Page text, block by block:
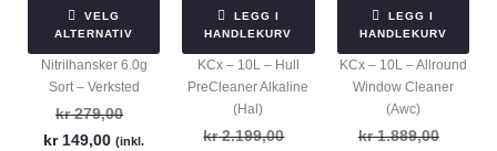
VELG
ALTERNATIV
Nitrilhansker 6.0g
Sort – Verksted
kr279,00
kr149,00 (inkl.
LEGG I
HANDLEKURV
KCx – 10L – Hull
PreCleaner Alkaline
(Hal)
kr2.199,00
LEGG I
HANDLEKURV
KCx – 10L – Allround
Window Cleaner
(Awc)
kr1.889,00